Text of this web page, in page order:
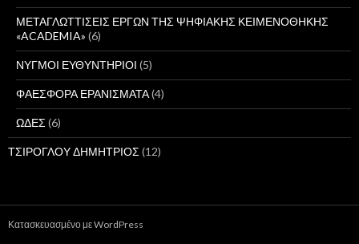
ΜΕΤΑΓΛΩΤΤΙΣΕΙΣ ΕΡΓΩΝ ΤΗΣ ΨΗΦΙΑΚΗΣ ΚΕΙΜΕΝΟΘΗΚΗΣ
«ACADEMIA» (6)
ΝΥΓΜΟΙ ΕΥΘΥΝΤΗΡΙΟΙ (5)
ΦΑΕΣΦΟΡΑ ΕΡΑΝΙΣΜΑΤΑ(4)
ΩΔΕΣ (6)
ΤΣΙΡΟΓΛΟΥ ΔΗΜΗΤΡΙΟΣ (12)
Κατασκευασμένο με WordPress